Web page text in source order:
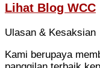
Lihat Blog WCC
Ulasan & Kesaksian
Kami berupaya